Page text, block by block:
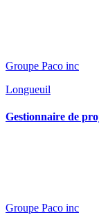
Groupe Paco inc
Longueuil
Gestionnaire de
Groupe Paco inc